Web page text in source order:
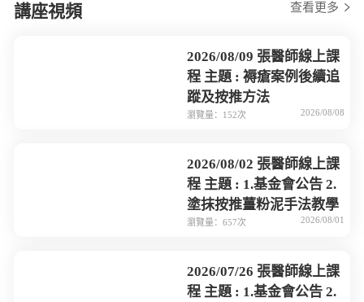
講座視頻 查看更多
2026/08/09 張醫師線上課
程 主題 : 褥瘡案例後續追
蹤及按推方法
瀏覽量：152次 2026/08/08
2026/08/02 張醫師線上課
程 主題 : 1.基金會公告 2.
塗抹按推薑粉泥手法教學
瀏覽量：657次 2026/08/01
2026/07/26 張醫師線上課
程 主題 : 1.基金會公告 2.